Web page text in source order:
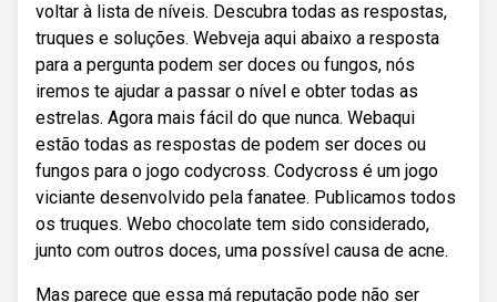
voltar à lista de níveis. Descubra todas as respostas,
truques e soluções. Webveja aqui abaixo a resposta
para a pergunta podem ser doces ou fungos, nós
iremos te ajudar a passar o nível e obter todas as
estrelas. Agora mais fácil do que nunca. Webaqui
estão todas as respostas de podem ser doces ou
fungos para o jogo codycross. Codycross é um jogo
viciante desenvolvido pela fanatee. Publicamos todos
os truques. Webo chocolate tem sido considerado,
junto com outros doces, uma possível causa de acne.
Mas parece que essa má reputação pode não ser